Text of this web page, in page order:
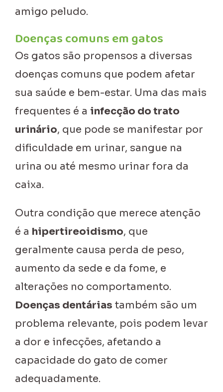
amigo peludo.
Doenças comuns em gatos
Os gatos são propensos a diversas
doenças comuns que podem afetar
sua saúde e bem-estar. Uma das mais
frequentes é a infecção do trato
urinário, que pode se manifestar por
dificuldade em urinar, sangue na
urina ou até mesmo urinar fora da
caixa.
Outra condição que merece atenção
é a hipertireoidismo, que
geralmente causa perda de peso,
aumento da sede e da fome, e
alterações no comportamento.
Doenças dentárias também são um
problema relevante, pois podem levar
a dor e infecções, afetando a
capacidade do gato de comer
adequadamente.